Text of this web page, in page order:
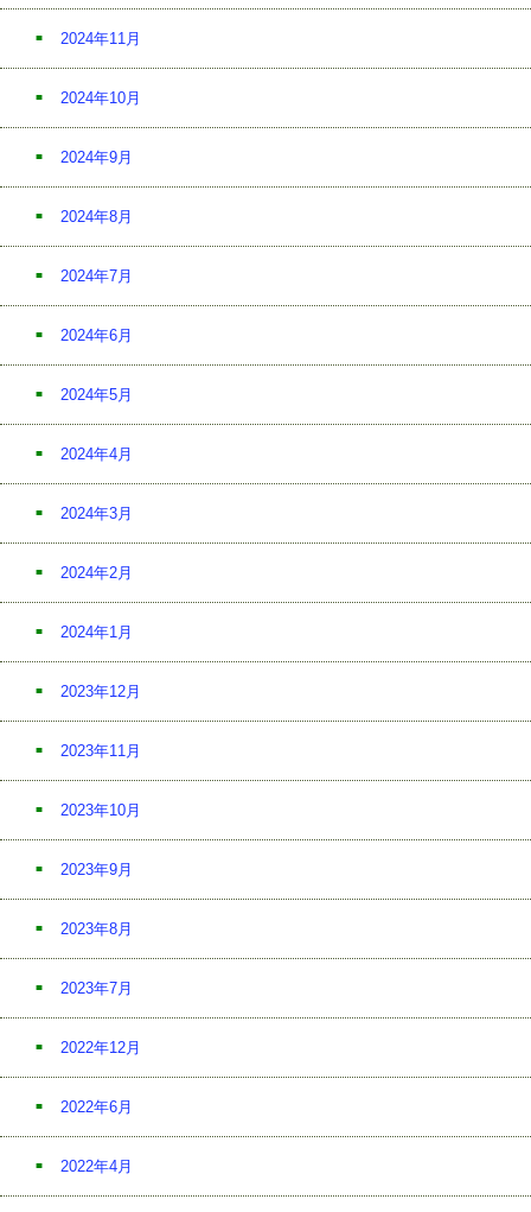
2024年11月
2024年10月
2024年9月
2024年8月
2024年7月
2024年6月
2024年5月
2024年4月
2024年3月
2024年2月
2024年1月
2023年12月
2023年11月
2023年10月
2023年9月
2023年8月
2023年7月
2022年12月
2022年6月
2022年4月